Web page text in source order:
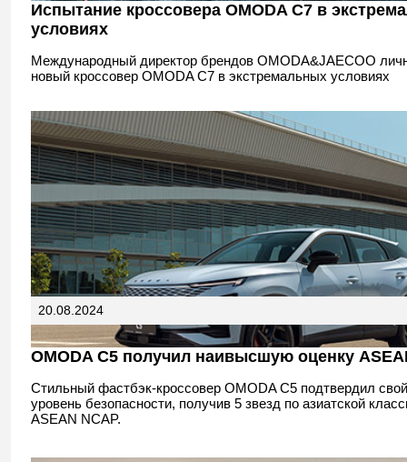
Испытание кроссовера OMODA C7 в
условиях
Международный директор брендов OMODA&JAECOO
новый кроссовер OMODA C7 в экстремальных условиях
20.08.2024
OMODA C5 получил наивысшую оценку
Стильный фастбэк-кроссовер OMODA C5 подтвердил
уровень безопасности, получив 5 звезд по азиатской
ASEAN NCAP.